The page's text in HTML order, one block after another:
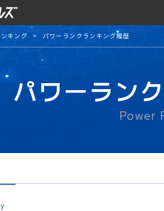
キング パワーランクランキング履歴
パワーラン
Power